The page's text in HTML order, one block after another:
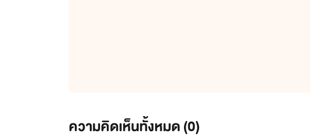
ความคิดเห็นทั้งหมด (0)